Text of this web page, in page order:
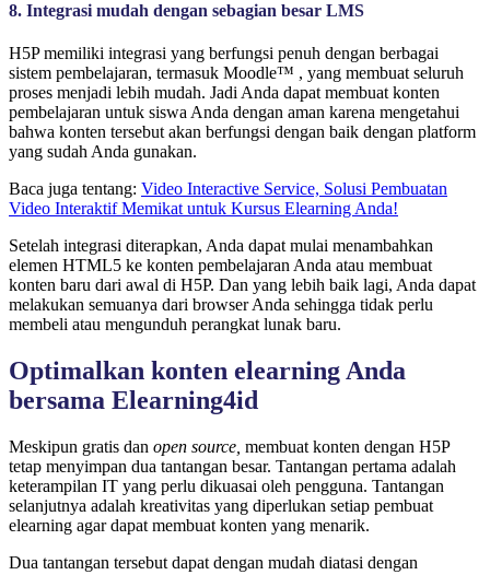
8. Integrasi mudah dengan sebagian besar LMS
H5P memiliki integrasi yang berfungsi penuh dengan berbagai
sistem pembelajaran, termasuk Moodle™ , yang membuat seluruh
proses menjadi lebih mudah. Jadi Anda dapat membuat konten
pembelajaran untuk siswa Anda dengan aman karena mengetahui
bahwa konten tersebut akan berfungsi dengan baik dengan platform
yang sudah Anda gunakan.
Baca juga tentang: Video Interactive Service, Solusi Pembuatan
Video Interaktif Memikat untuk Kursus Elearning Anda!
Setelah integrasi diterapkan, Anda dapat mulai menambahkan
elemen HTML5 ke konten pembelajaran Anda atau membuat
konten baru dari awal di H5P. Dan yang lebih baik lagi, Anda dapat
melakukan semuanya dari browser Anda sehingga tidak perlu
membeli atau mengunduh perangkat lunak baru.
Optimalkan konten elearning Anda
bersama Elearning4id
Meskipun gratis dan open source, membuat konten dengan H5P
tetap menyimpan dua tantangan besar. Tantangan pertama adalah
keterampilan IT yang perlu dikuasai oleh pengguna. Tantangan
selanjutnya adalah kreativitas yang diperlukan setiap pembuat
elearning agar dapat membuat konten yang menarik.
Dua tantangan tersebut dapat dengan mudah diatasi dengan